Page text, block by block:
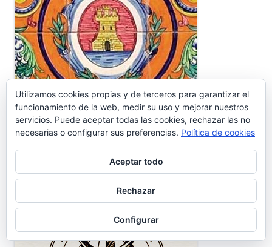
Utilizamos cookies propias y de terceros para garantizar el
funcionamiento de la web, medir su uso y mejorar nuestros
servicios. Puede aceptar todas las cookies, rechazar las no
necesarias o configurar sus preferencias. Política de cookies
Aceptar todo
Rechazar
Configurar